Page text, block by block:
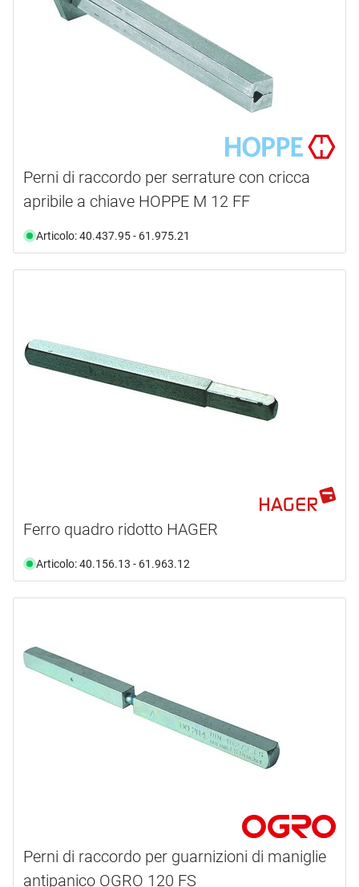
Perni di raccordo per serrature con cricca
apribile a chiave HOPPE M 12 FF
Articolo: 40.437.95 - 61.975.21
Ferro quadro ridotto HAGER
Articolo: 40.156.13 - 61.963.12
Perni di raccordo per guarnizioni di maniglie
antipanico OGRO 120 FS